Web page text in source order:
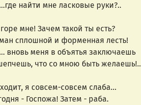
найти мне ласковые руки?..
мне! Зачем такой ты есть?
и форменная лесть!
меня в объятья заключаешь
что со мною быть желаешь!..
я совсем-совсем слаба...
- Госпожа! Затем - раба.